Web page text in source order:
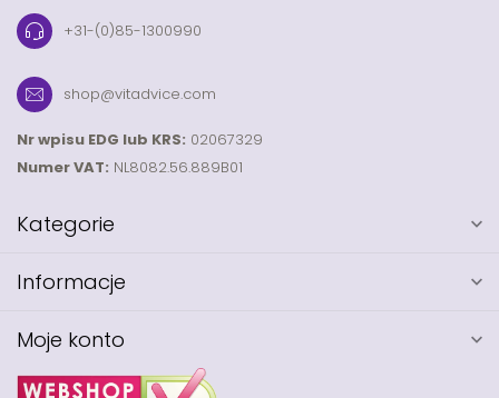
+31-(0)85-1300990
shop@vitadvice.com
Nr wpisu EDG lub KRS: 02067329
Numer VAT: NL8082.56.889B01
Kategorie
Informacje
Moje konto